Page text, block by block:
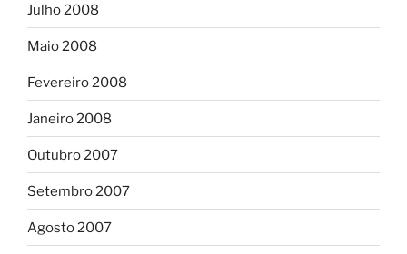
Julho 2008
Maio 2008
Fevereiro 2008
Janeiro 2008
Outubro 2007
Setembro 2007
Agosto 2007